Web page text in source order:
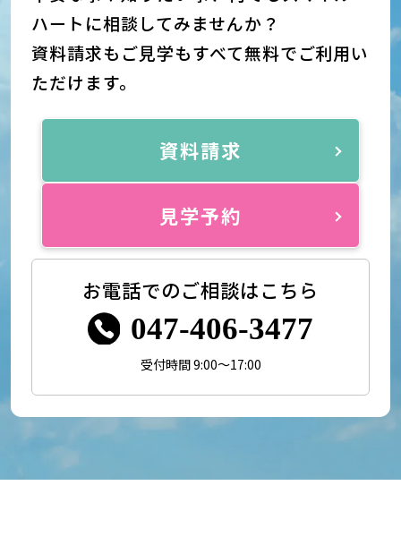
ハートに相談してみませんか？
資料請求もご見学もすべて無料でご利用い
ただけます。
資料請求
見学予約
お電話でのご相談はこちら
047-406-3477
受付時間 9:00～17:00